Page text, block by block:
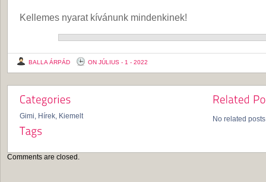
Kellemes nyarat kívánunk mindenkinek!
BALLA ÁRPÁD ON JÚLIUS - 1 - 2022
Gimi, Hírek, Kiemelt No related
Comments are closed.